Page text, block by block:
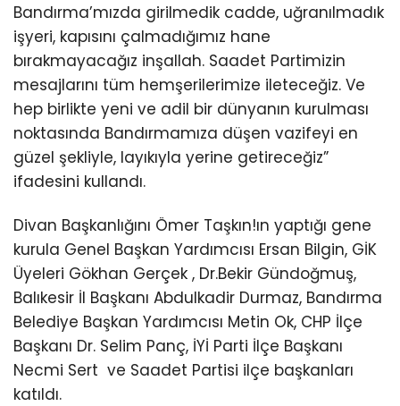
Bandırma’mızda girilmedik cadde, uğranılmadık
işyeri, kapısını çalmadığımız hane
bırakmayacağız inşallah. Saadet Partimizin
mesajlarını tüm hemşerilerimize ileteceğiz. Ve
hep birlikte yeni ve adil bir dünyanın kurulması
noktasında Bandırmamıza düşen vazifeyi en
güzel şekliyle, layıkıyla yerine getireceğiz”
ifadesini kullandı.
Divan Başkanlığını Ömer Taşkın!ın yaptığı gene
kurula Genel Başkan Yardımcısı Ersan Bilgin, GİK
Üyeleri Gökhan Gerçek , Dr.Bekir Gündoğmuş,
Balıkesir İl Başkanı Abdulkadir Durmaz, Bandırma
Belediye Başkan Yardımcısı Metin Ok, CHP İlçe
Başkanı Dr. Selim Panç, İYİ Parti İlçe Başkanı
Necmi Sert ve Saadet Partisi ilçe başkanları
katıldı.